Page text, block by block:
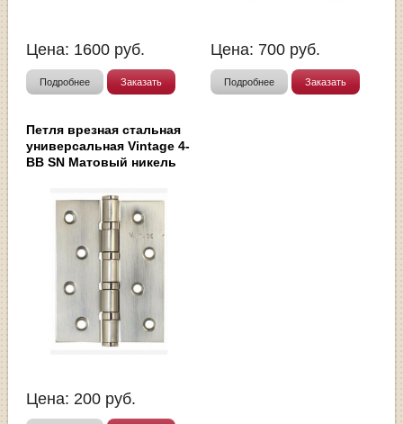
Цена: 1600 руб.
Подробнее Заказать
Цена: 700 руб.
Подробнее Заказать
Петля врезная стальная
универсальная Vintage 4-
BB SN Матовый никель
Цена: 200 руб.